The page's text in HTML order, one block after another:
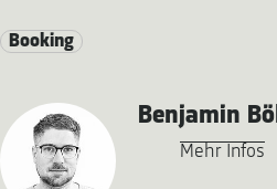
Booking
Benjamin
Mehr Infos